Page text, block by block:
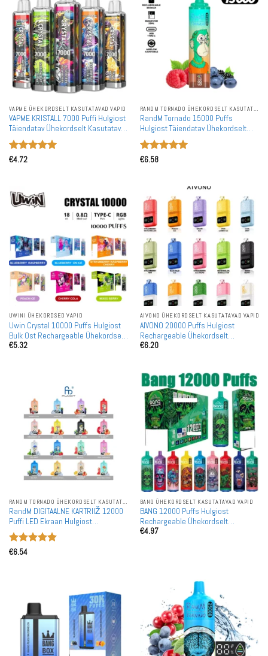
VAPME ÜHEKORDSELT KASUTATAVAD VAPID
VAPME KRISTALL 7000 Puffi Hulgiost
Täiendatav Ühekordselt Kasutatav
Vape Hulgimüük
Hinnanguga
€4.72
RANDM TORNADO ÜHEKORDSELT KASUTATAVAD VAPID
RandM Tornado 15000 Puffs
Hulgiost Täiendatav Ühekordselt
Kasutatav Vape Hulgimüük
Hinnanguga
€6.58
UWINI ÜHEKORDSED VAPID
Uwin Crystal 10000 Puffs Hulgiost
Bulk Ost Rechargeable Ühekordselt
Kasutatavad Vapes Hulgimüük
€5.32
AIVONO ÜHEKORDSELT KASUTATAVAD VAPID
AIVONO 20000 Puffs Hulgiost
Rechargeable Ühekordselt
Kasutatavad Vapes Hulgimüük
€6.20
RANDM TORNADO ÜHEKORDSELT KASUTATAVAD VAPID
RandM DIGITAALNE KARTRIIŽ 12000
Puffi LED Ekraan Hulgiost
Rechargeable Ühekordselt
Kasutatav Vape Hulgimüük
Hinnanguga
€6.54
BANG ÜHEKORDSELT KASUTATAVAD VAPID
BANG 12000 Puffs Hulgiost
Rechargeable Ühekordselt
Kasutatavad Vapes Hulgimüük
€4.97